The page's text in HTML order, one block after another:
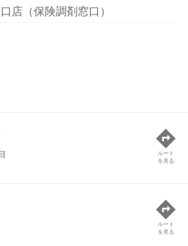
（保険調剤窓口）
ルート
を見る
ルート
を見る